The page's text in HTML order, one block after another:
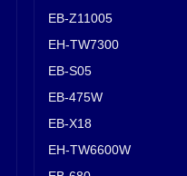
EB-Z11005
EH-TW7300
EB-S05
EB-475W
EB-X18
EH-TW6600W